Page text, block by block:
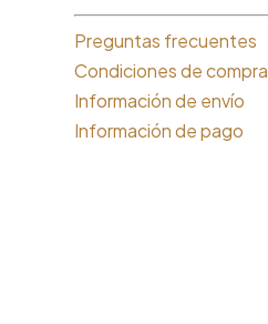
Preguntas frecuentes
Condiciones de compra
Información de envío
Información de pago